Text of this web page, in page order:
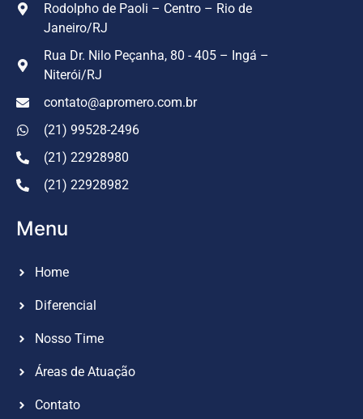
Rodolpho de Paoli – Centro – Rio de
Janeiro/RJ
Rua Dr. Nilo Peçanha, 80 - 405 – Ingá –
Niterói/RJ
contato@apromero.com.br
(21) 99528-2496
(21) 22928980
(21) 22928982
Menu
Home
Diferencial
Nosso Time
Áreas de Atuação
Contato